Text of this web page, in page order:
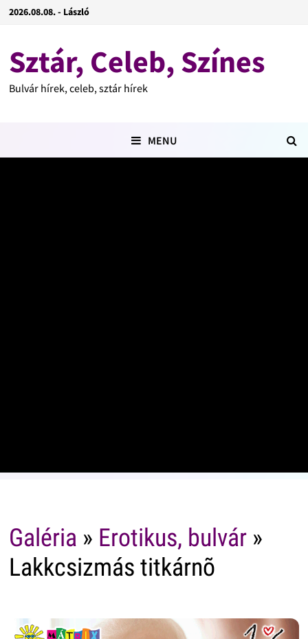
2026.08.08. - László
Sztár, Celeb, Színes
Bulvár hírek, celeb, sztár hírek
MENU
Galéria » Erotikus, bulvár»
Lakkcsizmás titkárnõ